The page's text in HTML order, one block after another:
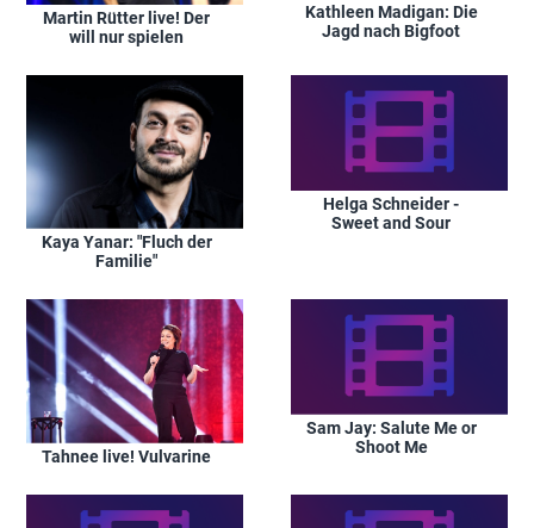
Martin Rütter live! Der
will nur spielen
Kathleen Madigan: Die
Jagd nach Bigfoot
Kaya Yanar: "Fluch der
Familie"
Helga Schneider -
Sweet and Sour
Tahnee live! Vulvarine
Sam Jay: Salute Me or
Shoot Me